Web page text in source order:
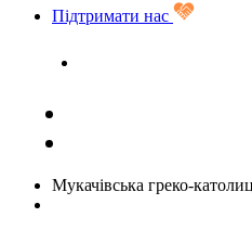
Підтримати нас
Мукачівська греко-